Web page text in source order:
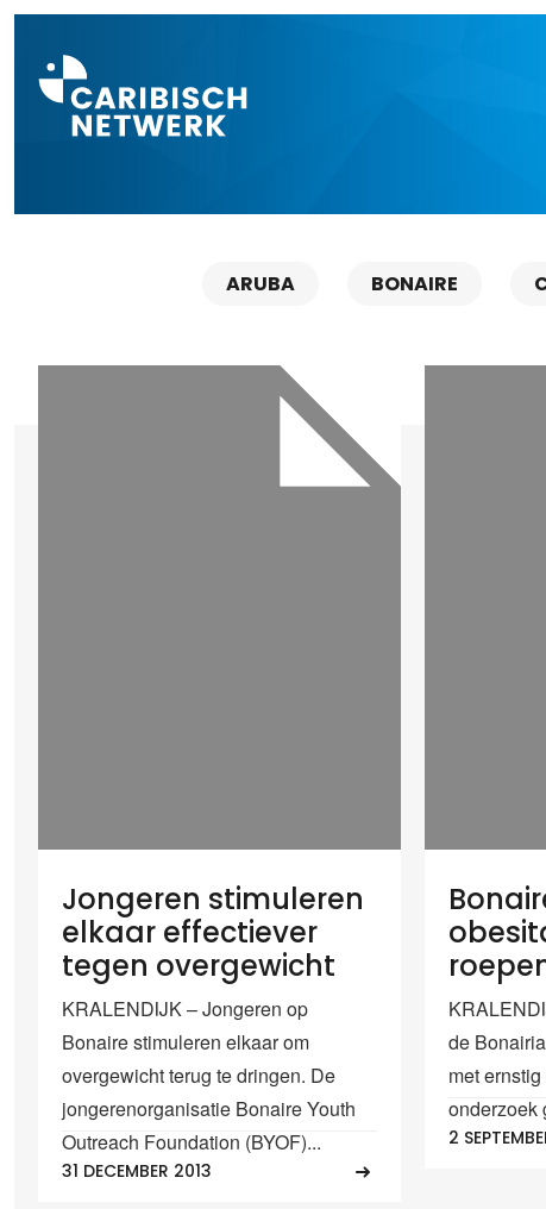
ARUBA BONAIRE
Jongeren stimuleren
elkaar effectiever
tegen overgewicht
KRALENDIJK – Jongeren op
Bonaire stimuleren elkaar om
overgewicht terug te dringen. De
jongerenorganisatie Bonaire Youth
Outreach Foundation (BYOF)...
31 DECEMBER 2013
de
met
onderzoek
2